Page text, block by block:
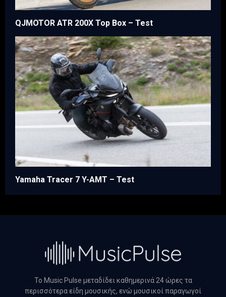
QJMOTOR ATR 200X Top Box – Test
Yamaha Tracer 7 Y-AMT – Test
Το Music Pulse μεταδίδει καθημερινά 24 ώρες τα
περισσότερα είδη μουσικής, ενώ μουσικοί παραγωγοί